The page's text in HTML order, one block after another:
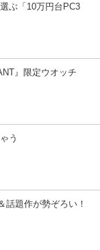
ぶ「10万円台PC3
』限定ウオッチ
う
話題作が勢ぞろい！